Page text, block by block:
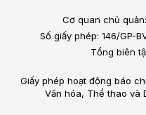
Cơ quan chủ
Số giấy phép: 146/GP-
Tổng biên
Giấy phép hoạt động báo
Văn hóa, Thể thao và